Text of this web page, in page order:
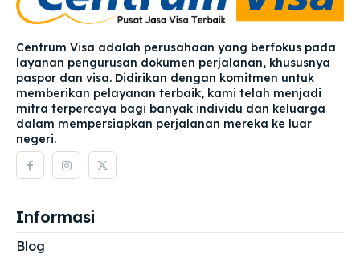
Centrum Visa adalah perusahaan yang berfokus pada
layanan pengurusan dokumen perjalanan, khususnya
paspor dan visa. Didirikan dengan komitmen untuk
memberikan pelayanan terbaik, kami telah menjadi
mitra terpercaya bagi banyak individu dan keluarga
dalam mempersiapkan perjalanan mereka ke luar
negeri.
Informasi
Blog